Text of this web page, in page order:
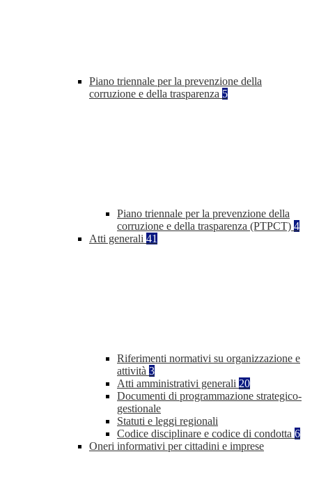
Piano triennale per la prevenzione della
corruzione e della trasparenza 5
Piano triennale per la prevenzione della
corruzione e della trasparenza (PTPCT) 4
Atti generali 41
Riferimenti normativi su organizzazione e
attività 3
Atti amministrativi generali 20
Documenti di programmazione strategico-
gestionale
Statuti e leggi regionali
Codice disciplinare e codice di condotta 6
Oneri informativi per cittadini e imprese